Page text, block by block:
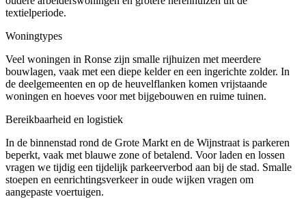
textielperiode.
Woningtypes
Veel woningen in Ronse zijn smalle rijhuizen met meerdere
bouwlagen, vaak met een diepe kelder en een ingerichte zolder. In
de deelgemeenten en op de heuvelflanken komen vrijstaande
woningen en hoeves voor met bijgebouwen en ruime tuinen.
Bereikbaarheid en logistiek
In de binnenstad rond de Grote Markt en de Wijnstraat is parkeren
beperkt, vaak met blauwe zone of betalend. Voor laden en lossen
vragen we tijdig een tijdelijk parkeerverbod aan bij de stad. Smalle
stoepen en eenrichtingsverkeer in oude wijken vragen om
aangepaste voertuigen.